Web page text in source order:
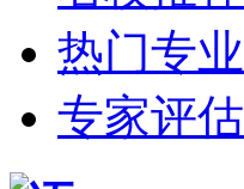
热门专业
专家评估